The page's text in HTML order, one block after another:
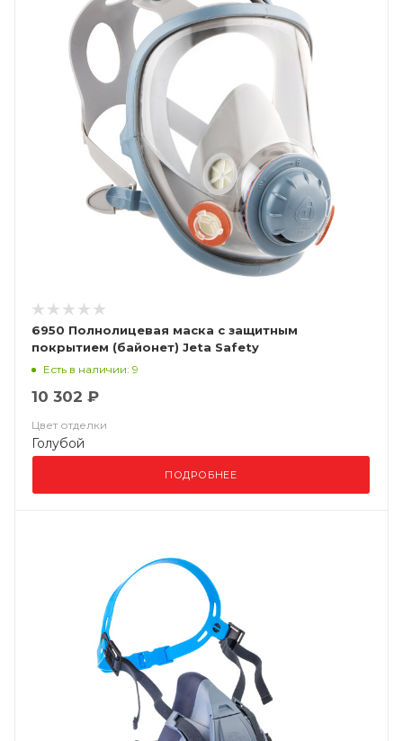
6950 Полнолицевая маска с защитным
покрытием (байонет) Jeta Safety
Есть в наличии: 9
10 302 ₽
Цвет отделки
Голубой
ПОДРОБНЕЕ